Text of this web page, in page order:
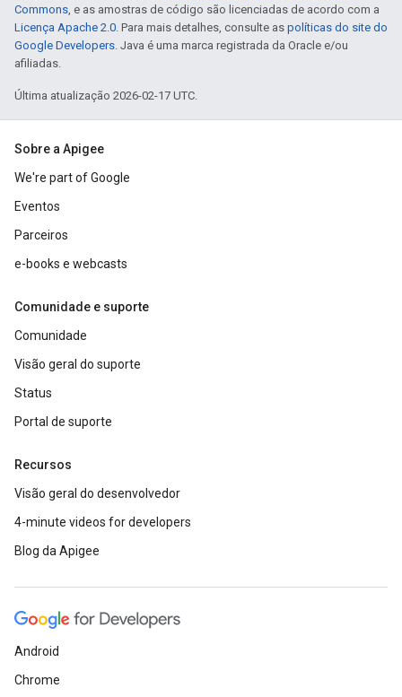
Commons, e as amostras de código são licenciadas de acordo com a
Licença Apache 2.0. Para mais detalhes, consulte as políticas do site do
Google Developers. Java é uma marca registrada da Oracle e/ou
afiliadas.
Última atualização 2026-02-17 UTC.
Sobre a Apigee
We're part of Google
Eventos
Parceiros
e-books e webcasts
Comunidade e suporte
Comunidade
Visão geral do suporte
Status
Portal de suporte
Recursos
Visão geral do desenvolvedor
4-minute videos for developers
Blog da Apigee
Android
Chrome